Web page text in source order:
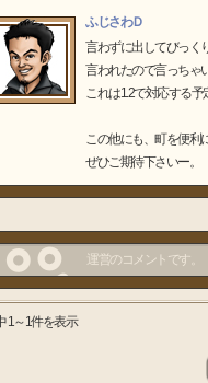
ふじさわＤ
言わずに出してびっく
言われたので言っちゃ
これは1.2で対応する予
この他にも、町を便利
ぜひご期待下さいー。
運営のコメントです。
1～1件を表示